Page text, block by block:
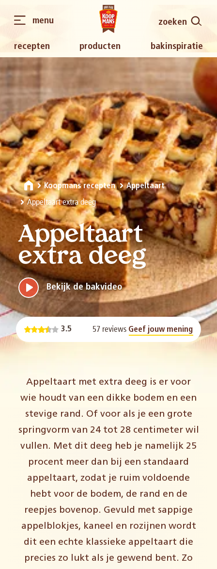
recepten producten bakinspiratie
zoeken
menu
Koopmans recepten Appeltaart
Appeltaart extra deeg
Appeltaart
extra deeg
Bekijk de bakvideo
3.5 57 reviews Geef jouw mening
Appeltaart met extra deeg is er voor
wie houdt van een dikke bodem en een
stevige rand. Of voor als je een grote
springvorm van 24 tot 28 centimeter wil
vullen. Met dit deeg heb je namelijk 25
procent meer dan bij een standaard
appeltaart, zodat je ruim voldoende
hebt voor de bodem, de rand en de
reepjes bovenop. Gevuld met sappige
appelblokjes, kaneel en rozijnen wordt
dit een echte klassieke appeltaart die
precies zo lukt als je gewend bent. Zo